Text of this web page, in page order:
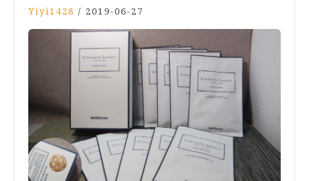
Yiyi1428 / 2019-06-27